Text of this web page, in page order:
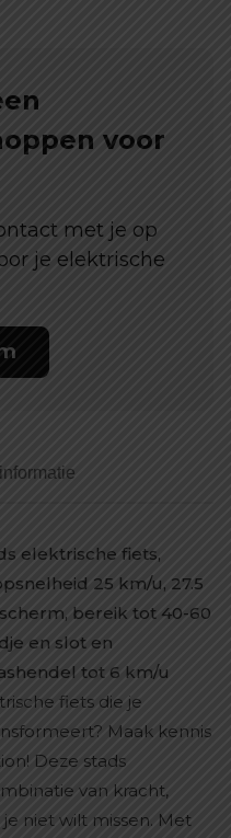
voor
met je op
je elektrische
elektrische fiets,
25 km/u, 27.5
bereik tot 40-60
en slot en
tot 6 km/u
fiets die je
Maak kennis
Deze stads
van kracht,
niet wilt missen. Met